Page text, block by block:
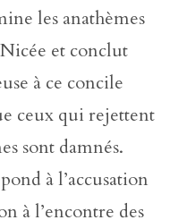
les anathèmes
et conclut
à ce concile
ceux qui rejettent
sont damnés.
à l’accusation
à l’encontre des